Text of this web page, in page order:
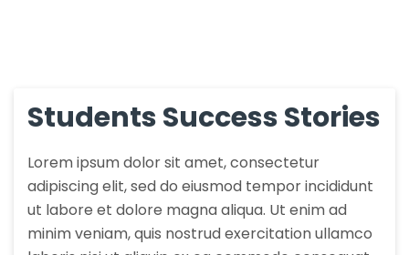
Students Success Stories
Lorem ipsum dolor sit amet, consectetur
adipiscing elit, sed do eiusmod tempor incididunt
ut labore et dolore magna aliqua. Ut enim ad
minim veniam, quis nostrud exercitation ullamco